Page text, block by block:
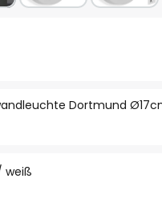
Dortmund
weiß